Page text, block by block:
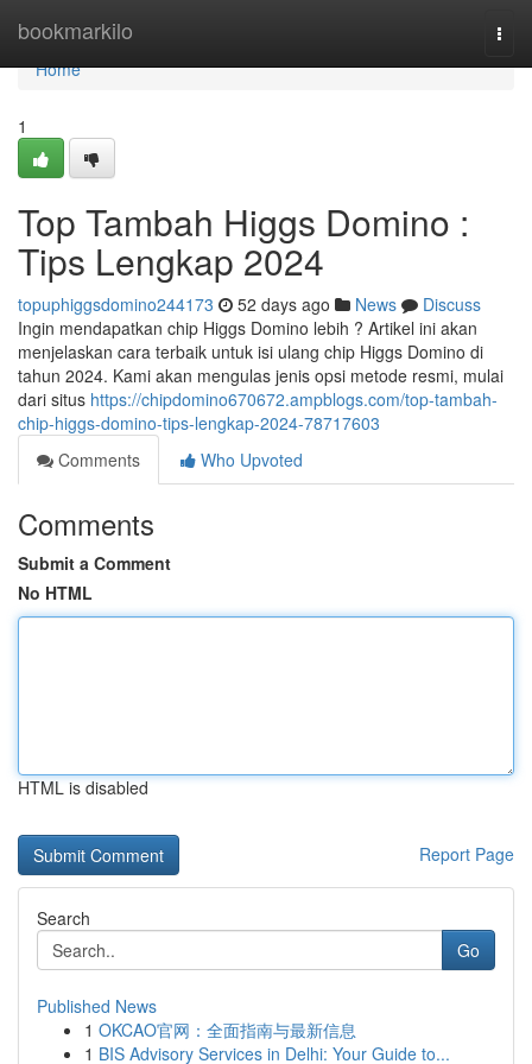
bookmarkilo
Home
Home
1
Top Tambah Higgs Domino :
Tips Lengkap 2024
topuphiggsdomino244173 52 days ago News
Discuss
Ingin mendapatkan chip Higgs Domino lebih ? Artikel ini akan
menjelaskan cara terbaik untuk isi ulang chip Higgs Domino di
tahun 2024. Kami akan mengulas jenis opsi metode resmi, mulai
dari situs https://chipdomino670672.ampblogs.com/top-tambah-
chip-higgs-domino-tips-lengkap-2024-78717603
Comments
Who Upvoted
Comments
Submit a Comment
No HTML
HTML is disabled
Report Page
Search
Go
Published News
1 OKCAO官网：全面指南与最新信息
1 BIS Advisory Services in Delhi: Your Guide to...